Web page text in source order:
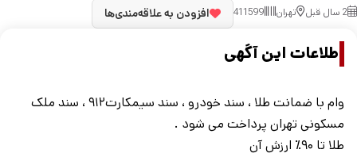
2 سال قبل تهران 411599 افزودن به علاقه‌مندی‌ها
اطلاعات این آگهی
وام با ضمانت طلا ، سند خودرو ، سند سیمکارت۹۱۲ ، سند ملک
مسکونی تهران پرداخت می شود .
طلا تا ۹۰٪ ارزش آن